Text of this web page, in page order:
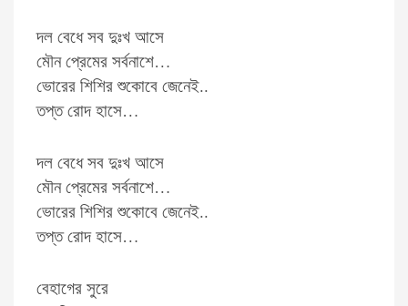
দল বেধে সব দুঃখ আসে
মৌন প্রেমের সর্বনাশে…
ভোরের শিশির শুকোবে জেনেই..
তপ্ত রোদ হাসে…
দল বেধে সব দুঃখ আসে
মৌন প্রেমের সর্বনাশে…
ভোরের শিশির শুকোবে জেনেই..
তপ্ত রোদ হাসে…
বেহাগের সুরে